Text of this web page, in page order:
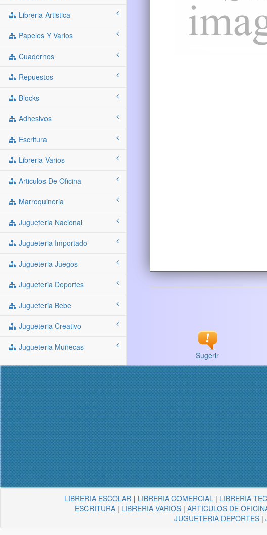
Libreria Artistica
Papeles Y Varios
Cuadernos
Repuestos
Blocks
Adhesivos
Escritura
Libreria Varios
Articulos De Oficina
Marroquineria
Jugueteria Nacional
Jugueteria Importado
Jugueteria Juegos
Jugueteria Deportes
Jugueteria Bebe
Jugueteria Creativo
Jugueteria Muñecas
Sugerir
LIBRERIA ESCOLAR | LIBRERIA COMERCIAL | LIBRERIA
ESCRITURA| LIBRERIA VARIOS| ARTICULOS DE
JUGUETERIA DEPORTES|